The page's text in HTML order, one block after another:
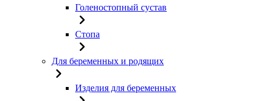
Голеностопный сустав
Стопа
Для беременных и родящих
Изделия для беременных